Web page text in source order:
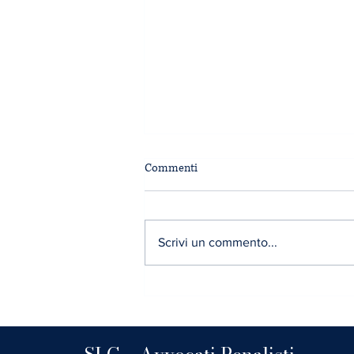
l’impatto sul sistema 231
Commenti
Scrivi un commento...